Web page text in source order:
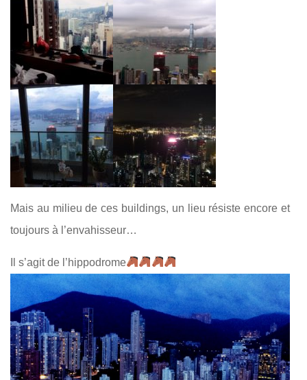
Mais au milieu de ces buildings, un lieu résiste encore et
toujours à l’envahisseur…
Il s’agit de l’hippodrome